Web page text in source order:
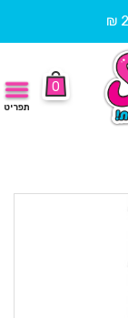
0
תפריט